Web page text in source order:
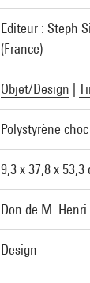
Editeur : Steph
(France)
Objet/Design
Polystyrène
9,3 x 37,8 x 53,3
Don de M.
Design